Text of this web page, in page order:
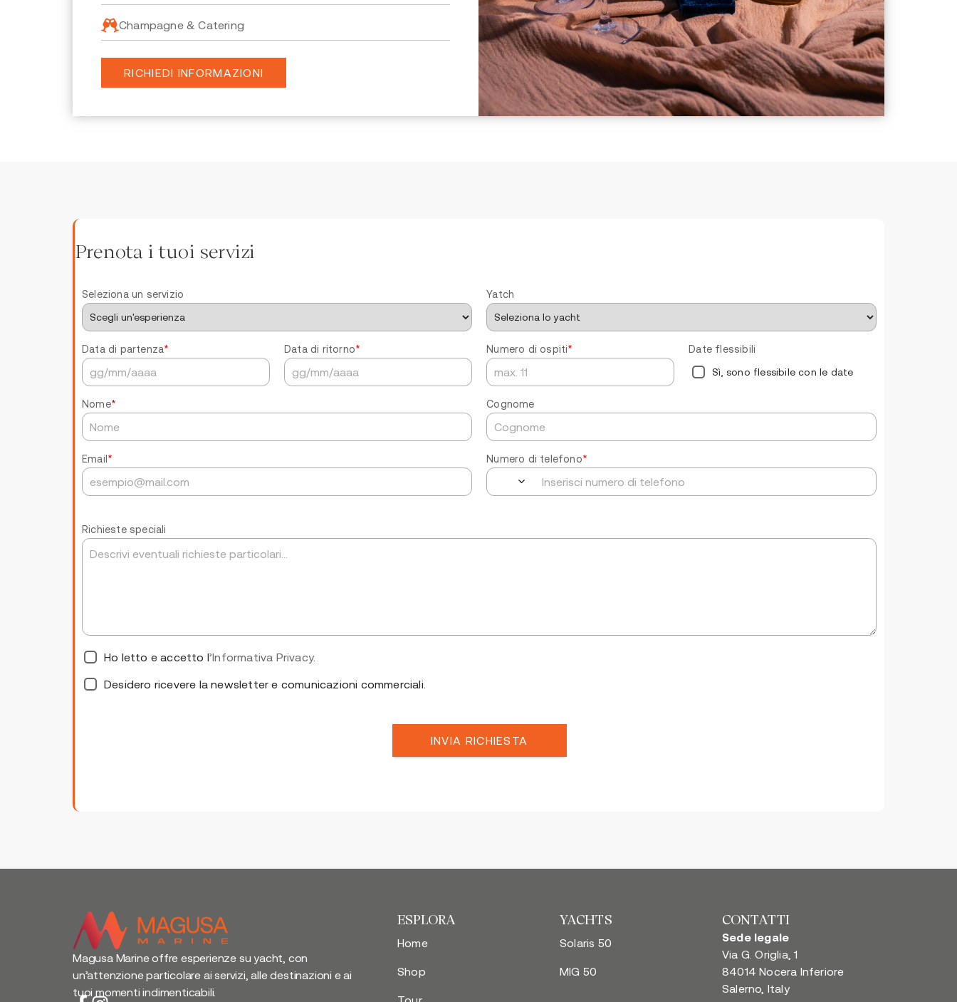
Champagne & Catering
RICHIEDI INFORMAZIONI
Prenota i tuoi servizi
Seleziona un servizio Yatch
Data di partenza* Data di ritorno* Numero di ospiti*
Date flessibili
Sì, sono flessibile con le date
Nome* Cognome
Email* Numero di telefono*
Richieste speciali
Ho letto e accetto l’Informativa Privacy.
Desidero ricevere la newsletter e comunicazioni commerciali.
INVIA RICHIESTA
Magusa Marine offre esperienze su yacht, con
un’attenzione particolare ai servizi, alle destinazioni e ai
tuoi momenti indimenticabili.
ESPLORA
Home
Shop
YACHTS
Solaris 50
MIG 50
CONTATTI
Sede legale
Via G. Origlia, 1
84014 Nocera Inferiore
Salerno, Italy